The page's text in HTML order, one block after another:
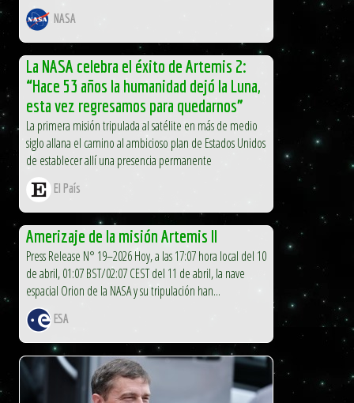
NASA
La NASA celebra el éxito de Artemis 2:
“Hace 53 años la humanidad dejó la Luna,
esta vez regresamos para quedarnos”
La primera misión tripulada al satélite en más de medio
siglo allana el camino al ambicioso plan de Estados Unidos
de establecer allí una presencia permanente
El País
Amerizaje de la misión Artemis II
Press Release N° 19–2026 Hoy, a las 17:07 hora local del 10
de abril, 01:07 BST/02:07 CEST del 11 de abril, la nave
espacial Orion de la NASA y su tripulación han...
ESA